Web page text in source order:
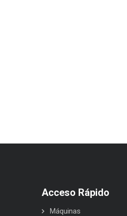
Acceso Rápido
Máquinas